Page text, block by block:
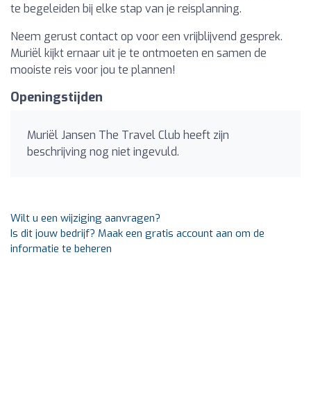
te begeleiden bij elke stap van je reisplanning.
Neem gerust contact op voor een vrijblijvend gesprek.
Muriël kijkt ernaar uit je te ontmoeten en samen de
mooiste reis voor jou te plannen!
Openingstijden
Muriël Jansen The Travel Club heeft zijn
beschrijving nog niet ingevuld.
Wilt u een wijziging aanvragen?
Is dit jouw bedrijf? Maak een gratis account aan om de
informatie te beheren